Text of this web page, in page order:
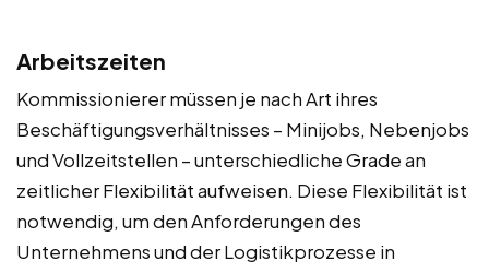
Arbeitszeiten
Kommissionierer müssen je nach Art ihres
Beschäftigungsverhältnisses – Minijobs, Nebenjobs
und Vollzeitstellen – unterschiedliche Grade an
zeitlicher Flexibilität aufweisen. Diese Flexibilität ist
notwendig, um den Anforderungen des
Unternehmens und der Logistikprozesse in